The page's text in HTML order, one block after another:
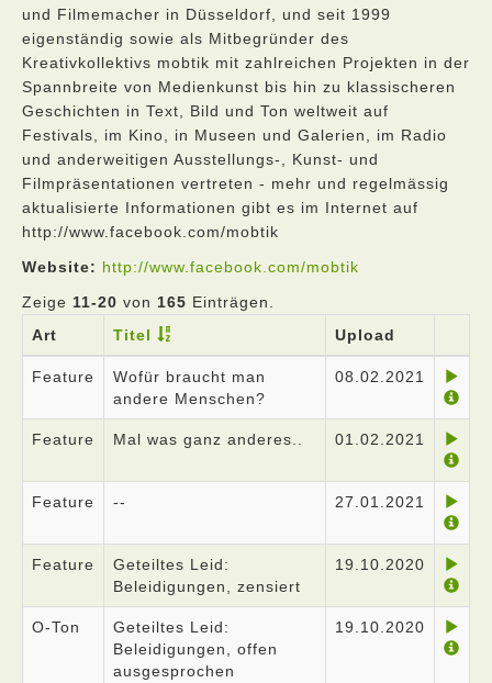
und Filmemacher in Düsseldorf, und seit 1999
eigenständig sowie als Mitbegründer des
Kreativkollektivs mobtik mit zahlreichen Projekten in der
Spannbreite von Medienkunst bis hin zu klassischeren
Geschichten in Text, Bild und Ton weltweit auf
Festivals, im Kino, in Museen und Galerien, im Radio
und anderweitigen Ausstellungs-, Kunst- und
Filmpräsentationen vertreten - mehr und regelmässig
aktualisierte Informationen gibt es im Internet auf
http://www.facebook.com/mobtik
Website: http://www.facebook.com/mobtik
Zeige 11-20 von 165 Einträgen.
Art
Titel Upload
Feature
Wofür braucht man
andere Menschen?
08.02.2021
Feature Mal was ganz anderes.. 01.02.2021
Feature -- 27.01.2021
Feature
Geteiltes Leid:
Beleidigungen, zensiert
19.10.2020
O-Ton
Geteiltes Leid:
Beleidigungen, offen
ausgesprochen
19.10.2020